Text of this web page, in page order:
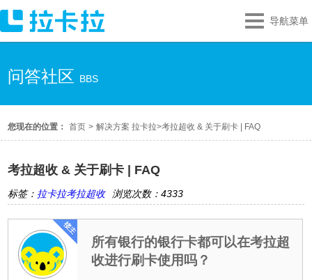
导航菜单
问答社区 BBS
您现在的位置： 首页 > 解决方案 拉卡拉>考拉超收 & 关于刷卡 | FAQ
考拉超收 & 关于刷卡 | FAQ
标签： 拉卡拉考拉超收 浏览次数：4333
所有银行的银行卡都可以在考拉超
收进行刷卡使用吗？